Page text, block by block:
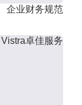
企业财务规范
Vistra卓佳服务